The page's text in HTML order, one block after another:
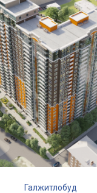
Галжитлобуд